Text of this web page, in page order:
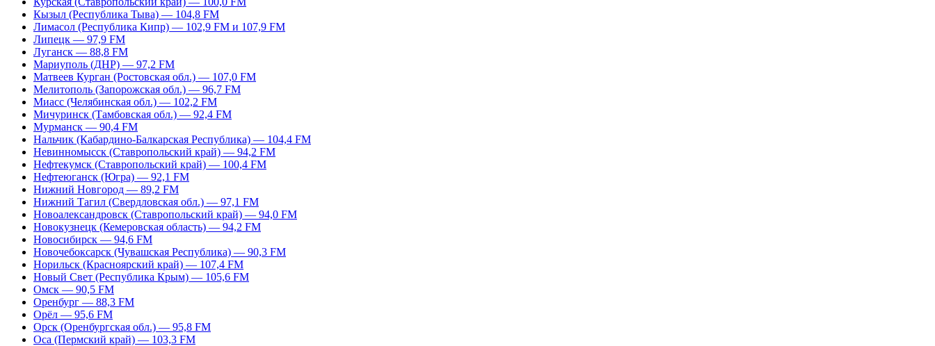
Кызыл (Республика Тыва) — 104,8 FM
Лимасол (Республика Кипр) — 102,9 FM и 107,9 FM
Липецк — 97,9 FM
Луганск — 88,8 FM
Мариуполь (ДНР) — 97,2 FM
Матвеев Курган (Ростовская обл.) — 107,0 FM
Мелитополь (Запорожская обл.) — 96,7 FM
Миасс (Челябинская обл.) — 102,2 FM
Мичуринск (Тамбовская обл.) — 92,4 FM
Мурманск — 90,4 FM
Нальчик (Кабардино-Балкарская Республика) — 104,4 FM
Невинномысск (Ставропольский край) — 94,2 FM
Нефтекумск (Ставропольский край) — 100,4 FM
Нефтеюганск (Югра) — 92,1 FM
Нижний Новгород — 89,2 FM
Нижний Тагил (Свердловская обл.) — 97,1 FM
Новоалександровск (Ставропольский край) — 94,0 FM
Новокузнецк (Кемеровская область) — 94,2 FM
Новосибирск — 94,6 FM
Новочебоксарск (Чувашская Республика) — 90,3 FM
Норильск (Красноярский край) — 107,4 FM
Новый Свет (Республика Крым) — 105,6 FM
Омск — 90,5 FM
Оренбург — 88,3 FM
Орёл — 95,6 FM
Орск (Оренбургская обл.) — 95,8 FM
Оса (Пермский край) — 103,3 FM